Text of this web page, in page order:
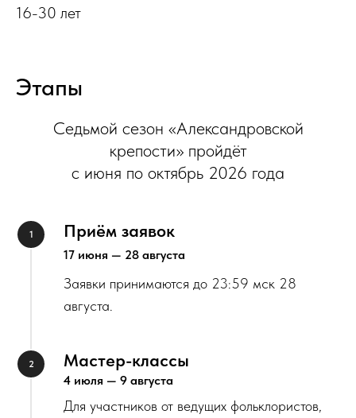
16-30 лет
Этапы
Седьмой сезон «Александровской
крепости» пройдёт
с июня по октябрь 2026 года
Приём заявок
17 июня — 28 августа
Заявки принимаются до 23:59 мск 28
августа.
Мастер-классы
4 июля — 9 августа
Для участников от ведущих фольклористов,